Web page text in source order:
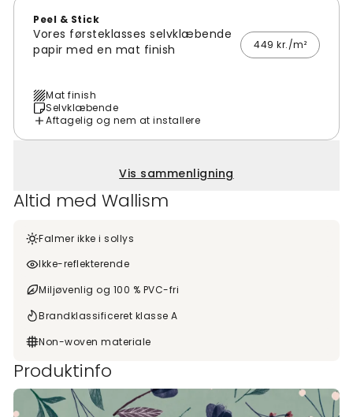
Peel & Stick
Vores førsteklasses selvklæbende
papir med en mat finish
449 kr./m²
Mat finish
Selvklæbende
Aftagelig og nem at installere
Vis sammenligning
Altid med Wallism
Falmer ikke i sollys
Ikke-reflekterende
Miljøvenlig og 100 % PVC-fri
Brandklassificeret klasse A
Non-woven materiale
Produktinfo